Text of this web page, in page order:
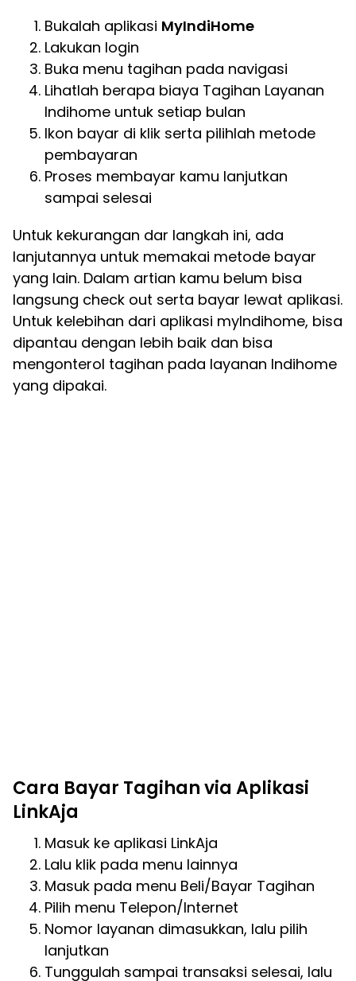
Bukalah aplikasi MyIndiHome
Lakukan login
Buka menu tagihan pada navigasi
Lihatlah berapa biaya Tagihan Layanan
Indihome untuk setiap bulan
Ikon bayar di klik serta pilihlah metode
pembayaran
Proses membayar kamu lanjutkan
sampai selesai
Untuk kekurangan dar langkah ini, ada
lanjutannya untuk memakai metode bayar
yang lain. Dalam artian kamu belum bisa
langsung check out serta bayar lewat aplikasi.
Untuk kelebihan dari aplikasi myIndihome, bisa
dipantau dengan lebih baik dan bisa
mengonterol tagihan pada layanan Indihome
yang dipakai.
Cara Bayar Tagihan via Aplikasi
LinkAja
Masuk ke aplikasi LinkAja
Lalu klik pada menu lainnya
Masuk pada menu Beli/Bayar Tagihan
Pilih menu Telepon/Internet
Nomor layanan dimasukkan, lalu pilih
lanjutkan
Tunggulah sampai transaksi selesai, lalu